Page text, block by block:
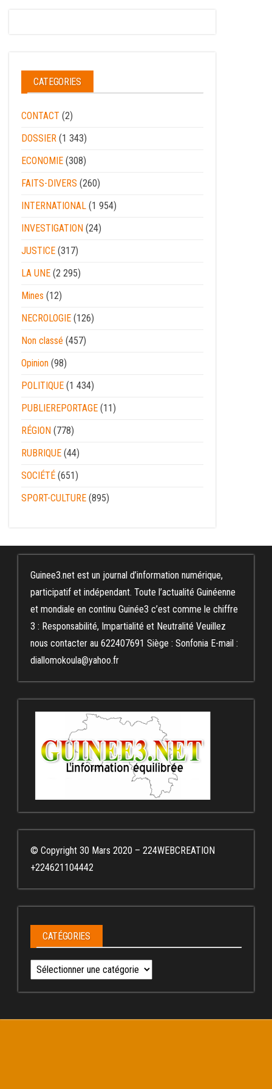
CATEGORIES
CONTACT (2)
DOSSIER (1 343)
ECONOMIE (308)
FAITS-DIVERS (260)
INTERNATIONAL (1 954)
INVESTIGATION (24)
JUSTICE (317)
LA UNE (2 295)
Mines (12)
NECROLOGIE (126)
Non classé (457)
Opinion (98)
POLITIQUE (1 434)
PUBLIEREPORTAGE (11)
RÉGION (778)
RUBRIQUE (44)
SOCIÉTÉ (651)
SPORT-CULTURE (895)
Guinee3.net est un journal d’information numérique,
participatif et indépendant. Toute l’actualité Guinéenne
et mondiale en continu Guinée3 c’est comme le chiffre
3 : Responsabilité, Impartialité et Neutralité Veuillez
nous contacter au 622407691 Siège : Sonfonia E-mail :
diallomokoula@yahoo.fr
© Copyright 30 Mars 2020 – 224WEBCREATION
+224621104442
CATÉGORIES
Catégories